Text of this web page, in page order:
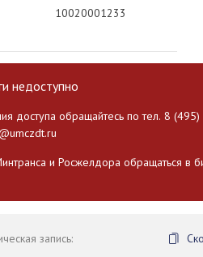
10020001233
недоступно
доступа обращайтесь по тел. 8
и Росжелдора обращаться в
запись: